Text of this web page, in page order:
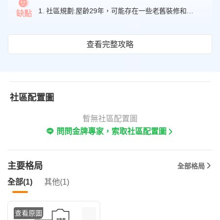
缺點
查看完整攻略
社區配置圖
暫無社區配置圖
問問金牌專家，索取社區配置圖
主要格局 全部格局
全部(1) 其他(1)
查看原圖